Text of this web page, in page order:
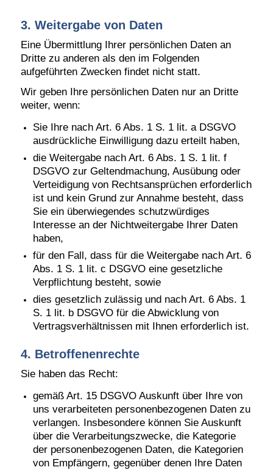
3. Weitergabe von Daten
Eine Übermittlung Ihrer persönlichen Daten an
Dritte zu anderen als den im Folgenden
aufgeführten Zwecken findet nicht statt.
Wir geben Ihre persönlichen Daten nur an Dritte
weiter, wenn:
Sie Ihre nach Art. 6 Abs. 1 S. 1 lit. a DSGVO
ausdrückliche Einwilligung dazu erteilt haben,
die Weitergabe nach Art. 6 Abs. 1 S. 1 lit. f
DSGVO zur Geltendmachung, Ausübung oder
Verteidigung von Rechtsansprüchen erforderlich
ist und kein Grund zur Annahme besteht, dass
Sie ein überwiegendes schutzwürdiges
Interesse an der Nichtweitergabe Ihrer Daten
haben,
für den Fall, dass für die Weitergabe nach Art. 6
Abs. 1 S. 1 lit. c DSGVO eine gesetzliche
Verpflichtung besteht, sowie
dies gesetzlich zulässig und nach Art. 6 Abs. 1
S. 1 lit. b DSGVO für die Abwicklung von
Vertragsverhältnissen mit Ihnen erforderlich ist.
4. Betroffenenrechte
Sie haben das Recht:
gemäß Art. 15 DSGVO Auskunft über Ihre von
uns verarbeiteten personenbezogenen Daten zu
verlangen. Insbesondere können Sie Auskunft
über die Verarbeitungszwecke, die Kategorie
der personenbezogenen Daten, die Kategorien
von Empfängern, gegenüber denen Ihre Daten